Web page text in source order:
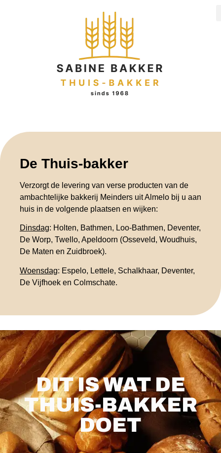
De Thuis-bakker
Verzorgt de levering van verse producten van de
ambachtelijke bakkerij Meinders uit Almelo bij u aan
huis in de volgende plaatsen en wijken:
Dinsdag: Holten, Bathmen, Loo-Bathmen, Deventer,
De Worp, Twello, Apeldoorn (Osseveld, Woudhuis,
De Maten en Zuidbroek).
Woensdag: Espelo, Lettele, Schalkhaar, Deventer,
De Vijfhoek en Colmschate.
DIT IS WAT DE
THUIS-BAKKER
DOET